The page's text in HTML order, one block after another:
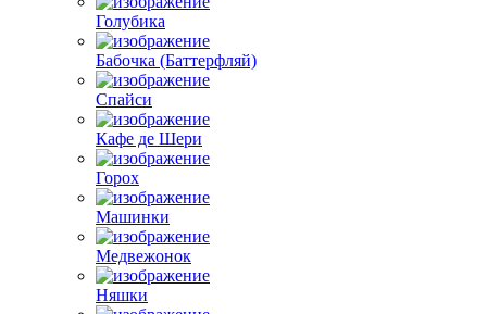
Голубика
Бабочка (Баттерфляй)
Спайси
Кафе де Шери
Горох
Машинки
Медвежонок
Няшки